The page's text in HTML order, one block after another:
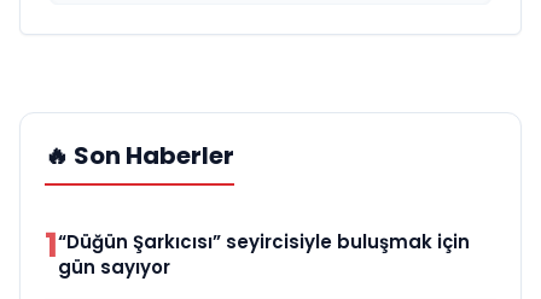
🔥 Son Haberler
1“Düğün Şarkıcısı” seyircisiyle buluşmak için
gün sayıyor